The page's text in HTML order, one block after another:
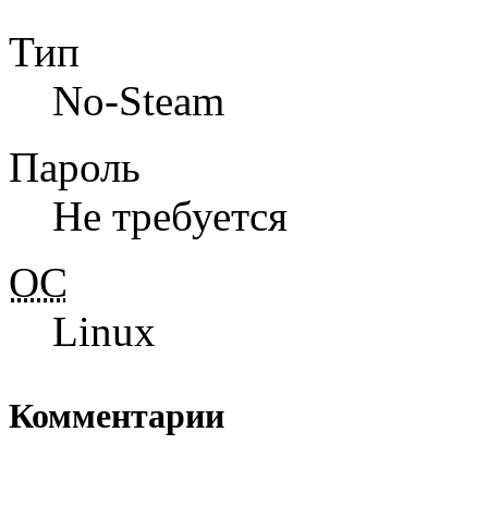
Тип
No-Steam
Пароль
Не требуется
ОС
Linux
Комментарии